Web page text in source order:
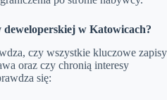
w Katowicach?
czy wszystkie kluczowe zapisy
oraz czy chronią interesy
się: